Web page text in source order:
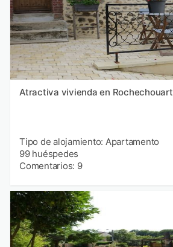
Atractiva vivienda en Rochechouart
Tipo de alojamiento: Apartamento
99 huéspedes
Comentarios: 9